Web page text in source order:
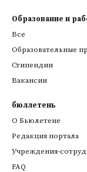
Образование и
Все
Образовательные
Стипендии
Вакансии
бюллетень
О Бьюлетене
Редакция портала
Учреждения-
FAQ